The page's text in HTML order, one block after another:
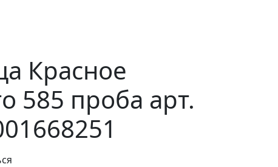
Красное
585 проба арт.